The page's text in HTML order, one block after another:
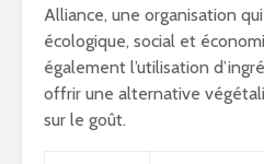
Alliance, une organisation
écologique, social et
également l’utilisation
offrir une alternative
sur le goût.